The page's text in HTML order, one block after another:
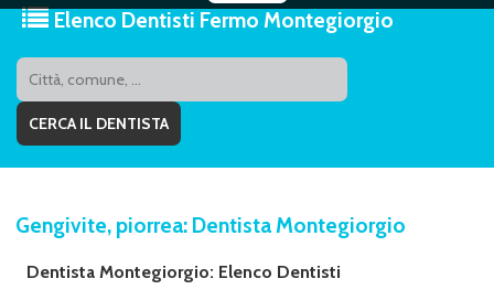
Elenco Dentisti Fermo Montegiorgio
Gengivite, piorrea: Dentista Montegiorgio
Dentista Montegiorgio: Elenco Dentisti